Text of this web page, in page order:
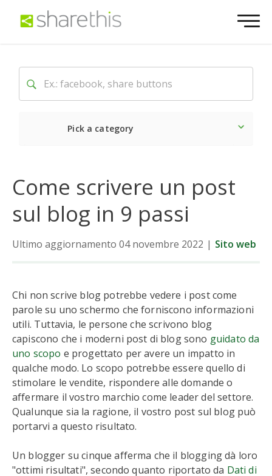
Pick a category
Come scrivere un post
sul blog in 9 passi
Ultimo aggiornamento 04 novembre 2022 | Sito web
Chi non scrive blog potrebbe vedere i post come
parole su uno schermo che forniscono informazioni
utili. Tuttavia, le persone che scrivono blog
capiscono che i moderni post di blog sono guidato da
uno scopo e progettato per avere un impatto in
qualche modo. Lo scopo potrebbe essere quello di
stimolare le vendite, rispondere alle domande o
affermare il vostro marchio come leader del settore.
Qualunque sia la ragione, il vostro post sul blog può
portarvi a questo risultato.
Un blogger su cinque afferma che il blogging dà loro
"ottimi risultati", secondo quanto riportato da Dati di